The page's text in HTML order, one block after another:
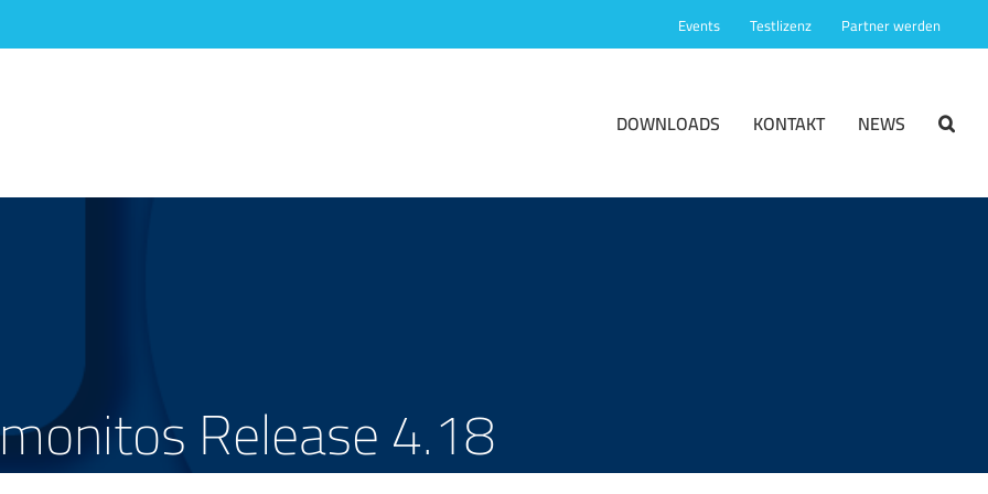
Events Testlizenz Partner werden
DOWNLOADS KONTAKT NEWS
monitos Release 4.18